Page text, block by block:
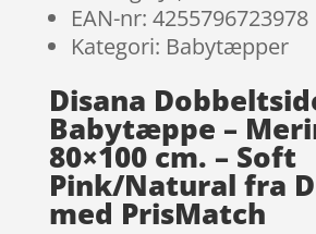
EAN-nr: 4255796723978
Kategori: Babytæpper
Disana
Babytæppe –
80×100 cm. – Soft
Pink/Natural fra
med PrisMatch